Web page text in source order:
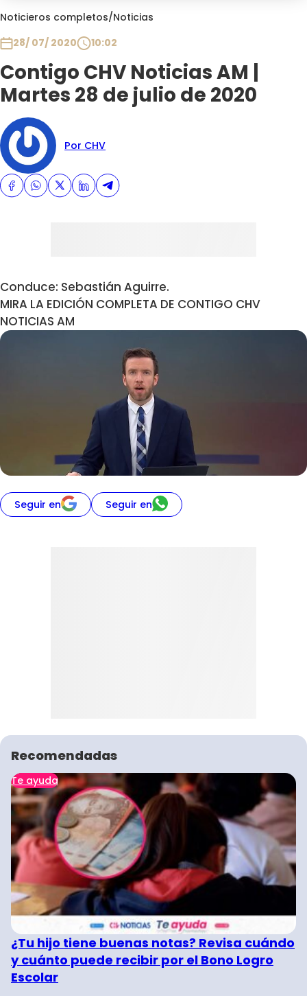
Noticieros completos/Noticias
28/ 07/ 2020
10:02
Contigo CHV Noticias AM |
Martes 28 de julio de 2020
Por CHV
Conduce: Sebastián Aguirre.
MIRA LA EDICIÓN COMPLETA DE CONTIGO CHV
NOTICIAS AM
Seguir en Seguir en
Recomendadas
Te ayuda
¿Tu hijo tiene buenas notas? Revisa cuándo
y cuánto puede recibir por el Bono Logro
Escolar
Club De La Comedia
Plan Perfecto
El Tiempo
Sabingo
Todos Los Programas